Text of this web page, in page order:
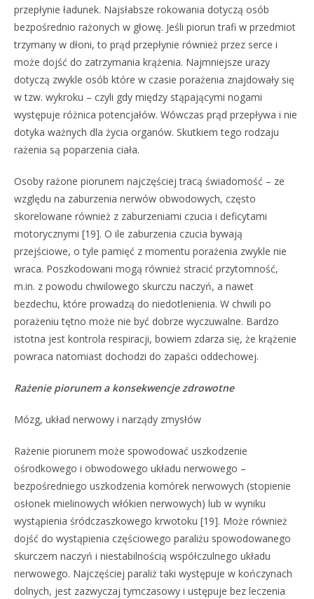
przepłynie ładunek. Najsłabsze rokowania dotyczą osób
bezpośrednio rażonych w głowę. Jeśli piorun trafi w przedmiot
trzymany w dłoni, to prąd przepłynie również przez serce i
może dojść do zatrzymania krążenia. Najmniejsze urazy
dotyczą zwykle osób które w czasie porażenia znajdowały się
w tzw. wykroku – czyli gdy między stąpającymi nogami
występuje różnica potencjałów. Wówczas prąd przepływa i nie
dotyka ważnych dla życia organów. Skutkiem tego rodzaju
rażenia są poparzenia ciała.
Osoby rażone piorunem najczęściej tracą świadomość – ze
względu na zaburzenia nerwów obwodowych, często
skorelowane również z zaburzeniami czucia i deficytami
motorycznymi [19]. O ile zaburzenia czucia bywają
przejściowe, o tyle pamięć z momentu porażenia zwykle nie
wraca. Poszkodowani mogą również stracić przytomność,
m.in. z powodu chwilowego skurczu naczyń, a nawet
bezdechu, które prowadzą do niedotlenienia. W chwili po
porażeniu tętno może nie być dobrze wyczuwalne. Bardzo
istotna jest kontrola respiracji, bowiem zdarza się, że krążenie
powraca natomiast dochodzi do zapaści oddechowej.
Rażenie piorunem a konsekwencje zdrowotne
Mózg, układ nerwowy i narządy zmysłów
Rażenie piorunem może spowodować uszkodzenie
ośrodkowego i obwodowego układu nerwowego –
bezpośredniego uszkodzenia komórek nerwowych (stopienie
osłonek mielinowych włókien nerwowych) lub w wyniku
wystąpienia śródczaszkowego krwotoku [19]. Może również
dojść do wystąpienia częściowego paraliżu spowodowanego
skurczem naczyń i niestabilnością współczulnego układu
nerwowego. Najczęściej paraliż taki występuje w kończynach
dolnych, jest zazwyczaj tymczasowy i ustępuje bez leczenia